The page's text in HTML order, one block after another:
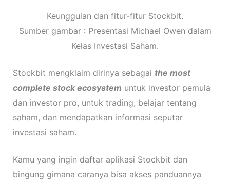
Keunggulan dan fitur-fitur Stockbit.
Sumber gambar : Presentasi Michael Owen dalam
Kelas Investasi Saham.
Stockbit mengklaim dirinya sebagai the most
complete stock ecosystem untuk investor pemula
dan investor pro, untuk trading, belajar tentang
saham, dan mendapatkan informasi seputar
investasi saham.
Kamu yang ingin daftar aplikasi Stockbit dan
bingung gimana caranya bisa akses panduannya